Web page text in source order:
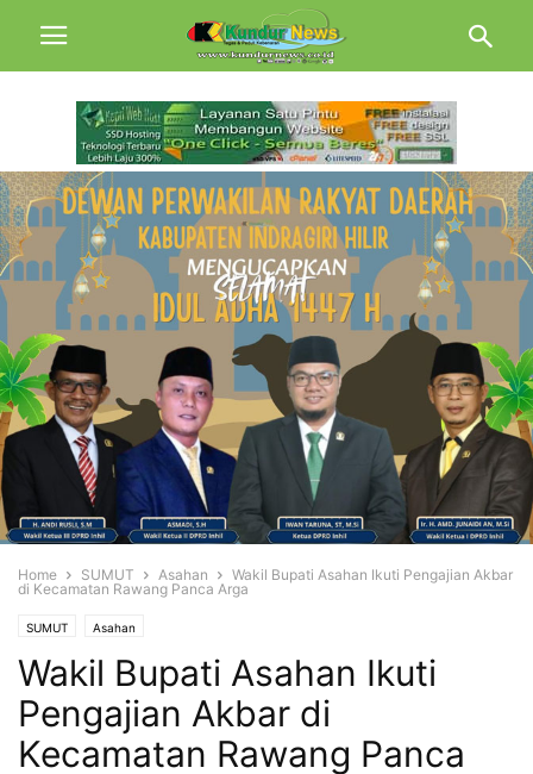
Home SUMUT Asahan
Wakil Bupati Asahan Ikuti Pengajian Akbar
di Kecamatan Rawang Panca Arga
SUMUT Asahan
Wakil Bupati Asahan Ikuti
Pengajian Akbar di
Kecamatan Rawang Panca